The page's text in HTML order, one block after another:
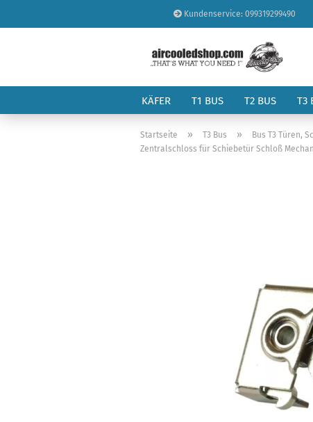
Kundenservice: 099319299490
KÄFER T1 BUS T2 BUS T3
Startseite » T3 Bus » Bus T3 Türen,
Zentralschloss für Schiebetür Schloß